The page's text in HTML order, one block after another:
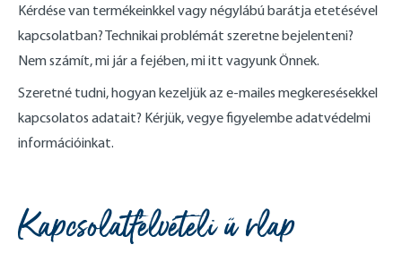
Kérdése van termékeinkkel vagy négylábú barátja etetésével
kapcsolatban? Technikai problémát szeretne bejelenteni?
Nem számít, mi jár a fejében, mi itt vagyunk Önnek.
Szeretné tudni, hogyan kezeljük az e-mailes megkeresésekkel
kapcsolatos adatait? Kérjük, vegye figyelembe adatvédelmi
információinkat.
Kapcsolatfelvételi űrlap